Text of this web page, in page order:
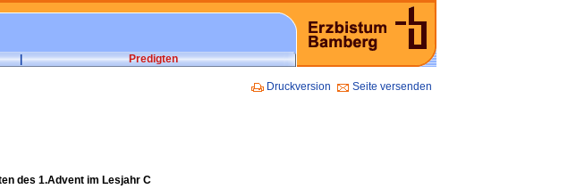
| Predigten
Druckversion Seite versenden
des 1.Advent im Lesjahr C